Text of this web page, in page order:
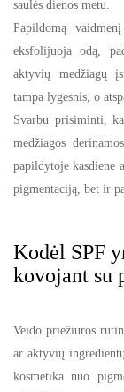
saulės dienos metu.
Papildomą
eksfolijuoja odą,
aktyvių medžiagų
tampa lygesnis, o
Svarbu prisiminti,
medžiagos
papildytoje kasdiene
pigmentaciją, bet ir
Kodėl SPF
kovojant su
Veido priežiūros
ar aktyvių
kosmetika nuo